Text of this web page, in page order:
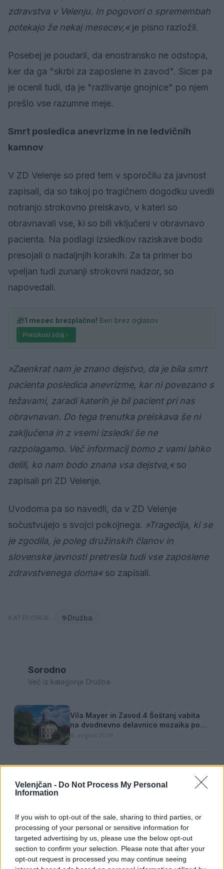
Velenjčan - Do Not Process My Personal
Information
If you wish to opt-out of the sale, sharing to third parties, or
processing of your personal or sensitive information for
targeted advertising by us, please use the below opt-out
section to confirm your selection. Please note that after your
opt-out request is processed you may continue seeing
zdravstva v Velenju. In pogovori o spremembah
potekajo že nekaj mesecev,«je pisno razložil.
Posebej je poudaril, da enostransko ne odstopa,
ker da ga "skrbi za zaposlene in zavod". Sicer pa
je ocenil tudi, da je "razlivanje gnojnice" po njem
prešlo vse razumne meje.
Smrt posledica anevrizme in ne ledvičnih
kamnov
V ZD Velenje so pred tem v sporočilu za javnost
zapisali, da so takoj po tragičnem dogodku uvedli
notranjo strokovno preiskavo, v kateri so
obravnavali vse, ki so bili vključeni v obravnavo
pacienta. Na podlagi izsledkov raziskave bodo
presojali o nadaljnjih korakih. Za ta primer bo
vpeljan tudi zunanji strokovni nadzor, so
napovedali.
🎁1 mesec brezplačno! Beri brez oglasov
Preizkusi zdaj
»Zaenkrat nam je znano dejstvo, da je bila smrt
pacienta posledica anevrizme, kar ni povezano s
težavami, zaradi katerih je bil pacient pri nas
obravnavan. Do tega trenutka preiskava še ni
zaključena in z vsemi izsledki še ne
razpolagamo. Več informacij bomo z vami lahko
delili, ko nam bodo znana vsa dejstva,«so
zapisali pri ZD Velenje.
Uvodoma pa so navedli, da v ZD Velenje
sočustvujejo s svojci pokojnega. »Tragedija, ki se
je zgodila, je poleg družinskih članov in
slovenske javnosti pretresla tudi vse zaposlene
zdravstvenega doma«so zapisali.
Družba
Sorodno
Več iz kategorije Družba
Vila Mayer in Zavod 4 Šoštanj vabita
na dvodnevno delavnico mozaika pod
mentorstvom Mojce Marije Černivšek
9. avgust 2026
Glasovanje je v teku: Velenjska plaža
se tudi letos poteguje za naziv Naj
Zvezde pod zvezdami: Poletni kino
prinaša komično dramo "Babičin vnuk"
9. avgust 2026